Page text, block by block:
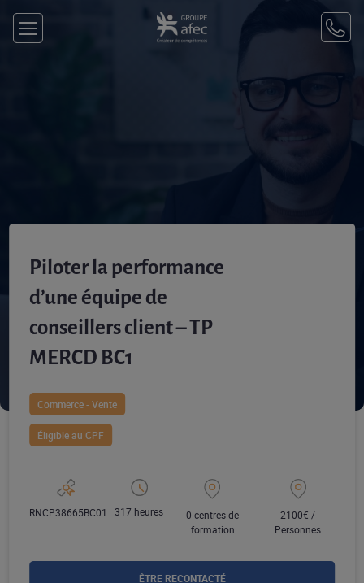
Piloter la performance
d’une équipe de
conseillers client – TP
MERCD BC1
Commerce - Vente
Éligible au CPF
RNCP38665BC01 317 heures
0 centres de
formation
2100€ /
Personnes
ÊTRE RECONTACTÉ